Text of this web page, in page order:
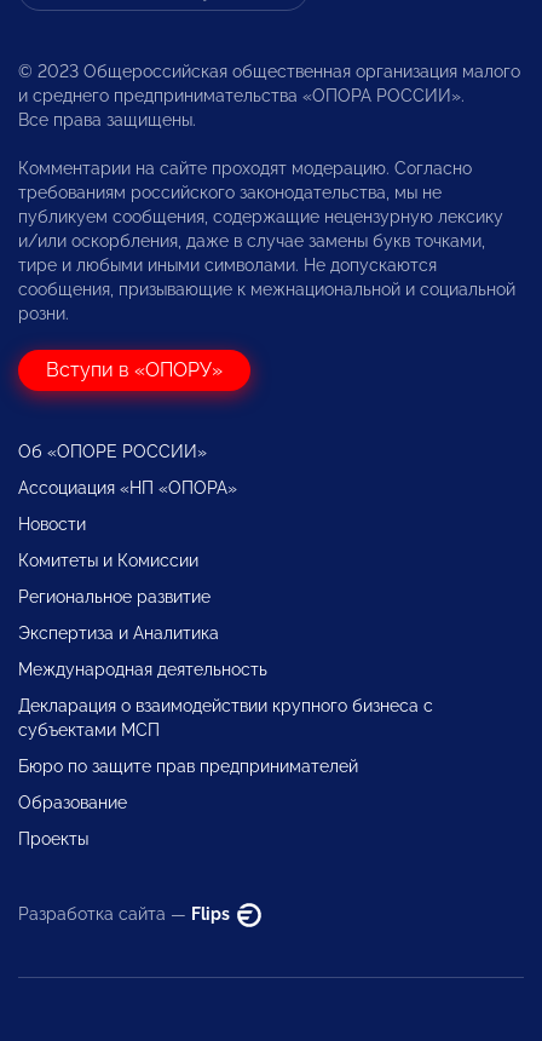
© 2023 Общероссийская общественная организация малого
и среднего предпринимательства «ОПОРА РОССИИ».
Все права защищены.
Комментарии на сайте проходят модерацию. Согласно
требованиям российского законодательства, мы не
публикуем сообщения, содержащие нецензурную лексику
и/или оскорбления, даже в случае замены букв точками,
тире и любыми иными символами. Не допускаются
сообщения, призывающие к межнациональной и социальной
розни.
Вступи в «ОПОРУ»
Об «ОПОРЕ РОССИИ»
Ассоциация «НП «ОПОРА»
Новости
Комитеты и Комиссии
Региональное развитие
Экспертиза и Аналитика
Международная деятельность
Декларация о взаимодействии крупного бизнеса с
субъектами МСП
Бюро по защите прав предпринимателей
Образование
Проекты
Разработка сайта — Flips